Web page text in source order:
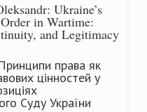
Ukraine’s
in Wartime:
and Legitimacy
права як
цінностей у
Суду України